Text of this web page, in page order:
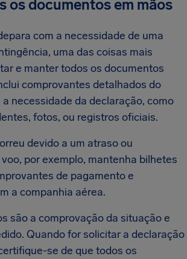
os documentos em mãos
com a necessidade de uma
uma das coisas mais
e manter todos os documentos
comprovantes detalhados do
necessidade da declaração, como
fotos, ou registros oficiais.
devido a um atraso ou
por exemplo, mantenha bilhetes
de pagamento e
a companhia aérea.
são a comprovação da situação e
Quando for solicitar a declaração
se de que todos os